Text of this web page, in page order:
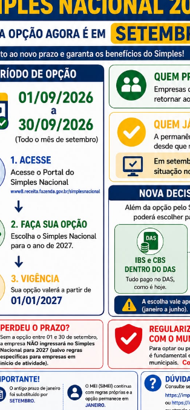
a definir prioridades e ações do
Municipal de Planejamento,
no Orçamento Participativo
emissão online de
a passo de